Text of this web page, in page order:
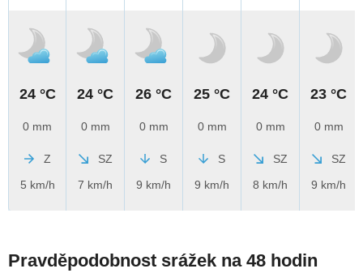
24 °C
0 mm
Z
5 km/h
24 °C
0 mm
SZ
7 km/h
26 °C
0 mm
S
9 km/h
25 °C
0 mm
S
9 km/h
24 °C
0 mm
SZ
8 km/h
23 °C
0 mm
SZ
9 km/h
Pravděpodobnost srážek na 48 hodin